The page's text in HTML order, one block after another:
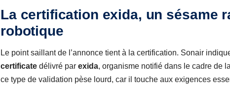
La certification exida, un sésame
robotique
Le point saillant de l’annonce tient à la certification. Sonair
certificate délivré par exida, organisme notifié dans le cadre de la
ce type de validation pèse lourd, car il touche aux exigences